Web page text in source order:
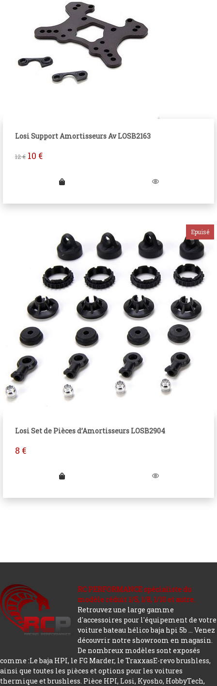
Losi Support Amortisseurs Av LOSB2163
12€ 10 €
Losi Set de Pièces d’Amortisseurs LOSB2904
8 €
RC PERFORMANCE spécialiste du
modèle réduit 1/5, 1/8, 1/10 et autre.
Retrouvez une large gamme
d'accessoires pour l'équipement de votre
voiture bateau hélico baja hpi 5b ... Venez
découvrir notre showroom en magasin.
De nombreux modèles sont exposés
comme :Le baja HPI, le FG Marder, le TraxxasE-revo brushless,
ainsi que toutes les pièces et options pour les voitures
thermique et brushless. Pièce HPI, Losi, Kyosho, HobbyTech,